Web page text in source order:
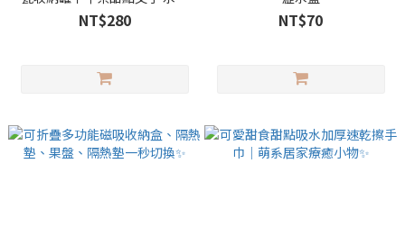
叉套裝✨蛋糕叉
NT$280 NT$70